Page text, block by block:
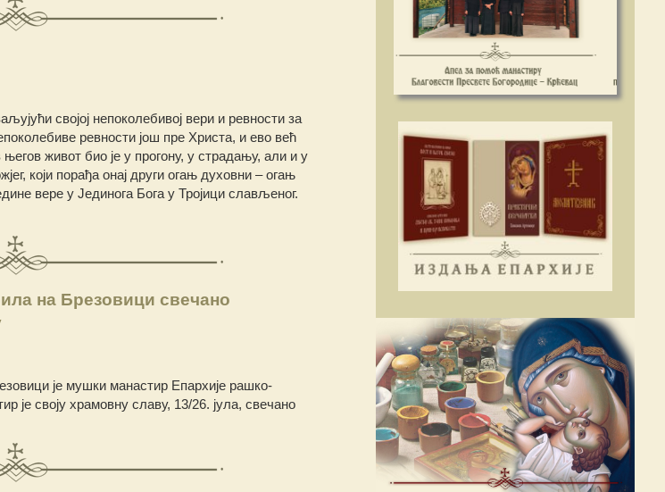
својој непоколебивој вери и ревности за
ревности још пре Христа, и ево већ
живот био је у прогону, у страдању, али и у
који порађа онај други огањ духовни – огањ
вере у Јединога Бога у Тројици слављеног.
на Брезовици свечано
је мушки манастир Епархије рашко-
је своју храмовну славу, 13/26. јула, свечано